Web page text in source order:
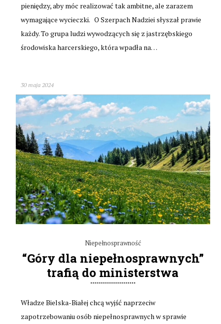
pieniędzy, aby móc realizować tak ambitne, ale zarazem
wymagające wycieczki. O Szerpach Nadziei słyszał prawie
każdy. To grupa ludzi wywodzących się z jastrzębskiego
środowiska harcerskiego, która wpadła na…
30 maja 2024
Niepełnosprawność
“Góry dla niepełnosprawnych”
trafią do ministerstwa
Władze Bielska-Białej chcą wyjść naprzeciw
zapotrzebowaniu osób niepełnosprawnych w sprawie